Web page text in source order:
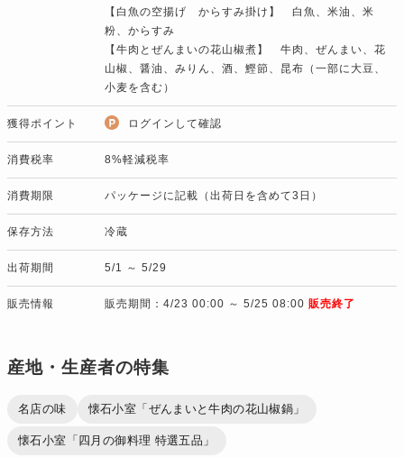
【白魚の空揚げ からすみ掛け】 白魚、米油、米
粉、からすみ
【牛肉とぜんまいの花山椒煮】 牛肉、ぜんまい、花
山椒、醤油、みりん、酒、鰹節、昆布（一部に大豆、
小麦を含む）
獲得ポイント ログインして確認
消費税率 8%軽減税率
消費期限 パッケージに記載（出荷日を含めて3日）
保存方法 冷蔵
出荷期間 5/1 ～ 5/29
販売情報 販売期間：4/23 00:00 ～ 5/25 08:00 販売終了
産地・生産者の特集
名店の味 懐石小室「ぜんまいと牛肉の花山椒鍋」
懐石小室「四月の御料理 特選五品」